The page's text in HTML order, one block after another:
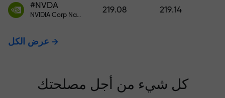
#NVDA
NVIDIA Corp Nasdaq Stock Exchange (Nasdaq) USD
219.08 219.14
عرض الكل
كل شيء من أجل مصلحتك